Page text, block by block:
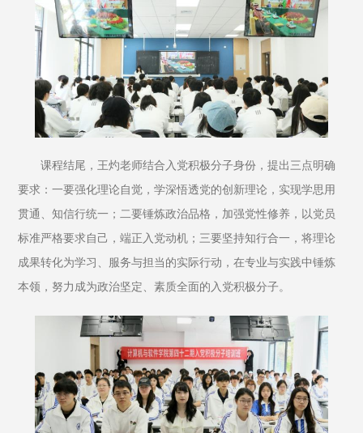
课程结尾，王灼老师结合入党积极分子身份，提出三点明确
要求：一要强化理论自觉，学深悟透党的创新理论，实现学思用
贯通、知信行统一；二要锤炼政治品格，加强党性修养，以党员
标准严格要求自己，端正入党动机；三要坚持知行合一，将理论
成果转化为学习、服务与担当的实际行动，在专业与实践中锤炼
本领，努力成为政治坚定、素质全面的入党积极分子。